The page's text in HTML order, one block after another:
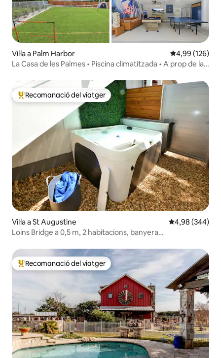
Vil·la a Palm Harbor 4,99 de
4,99 (126)
La Casa de les Palmes • Piscina climatitzada • A prop de la
Principals recomanacions dels viatgers
Recomanació del viatger
Vil·la a St Augustine 4,98 de
4,98 (344)
Loins Bridge a 0,5 m, 2 habitacions, banyera
Principals recomanacions dels viatgers
Recomanació del viatger